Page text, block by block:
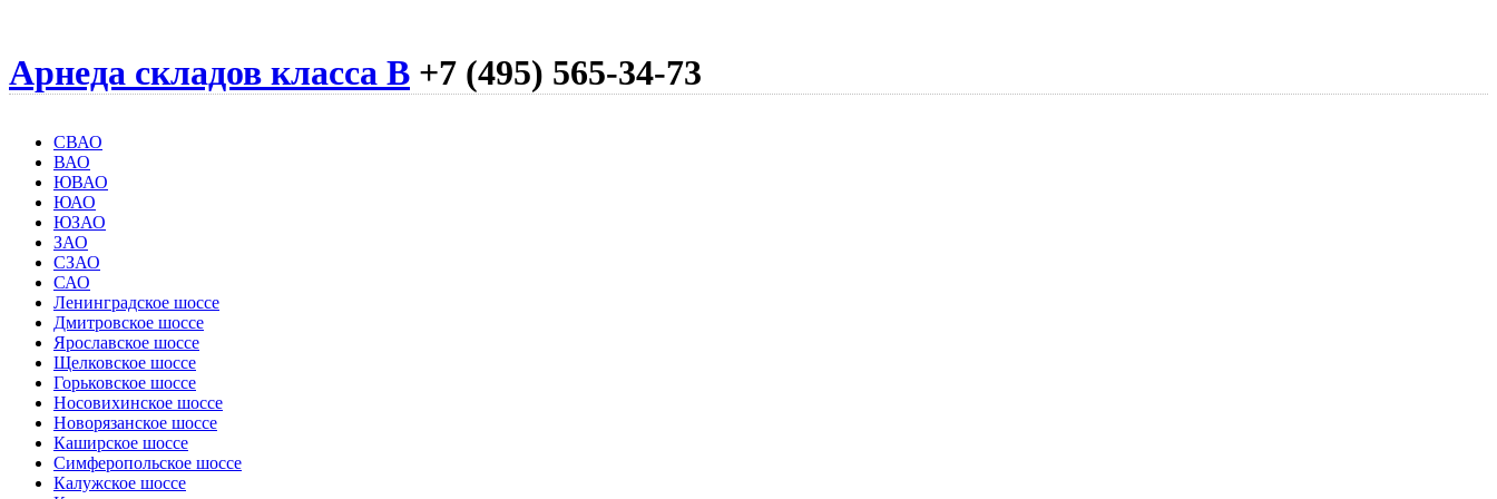
Арнеда складов класса B +7 (495) 565-34-73
СВАО
ВАО
ЮВАО
ЮАО
ЮЗАО
ЗАО
СЗАО
САО
Ленинградское шоссе
Дмитровское шоссе
Ярославское шоссе
Щелковское шоссе
Горьковское шоссе
Носовихинское шоссе
Новорязанское шоссе
Каширское шоссе
Симферопольское шоссе
Калужское шоссе